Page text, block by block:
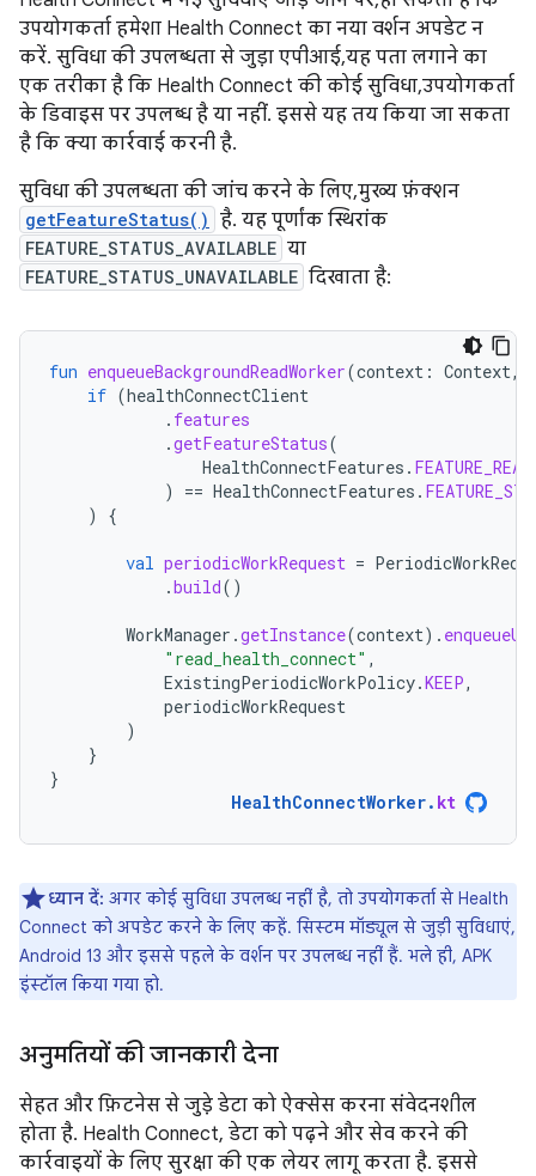
उपयोगकर्ता हमेशा Health Connect का नया वर्शन अपडेट न
करें. सुविधा की उपलब्धता से जुड़ा एपीआई, यह पता लगाने का
एक तरीका है कि Health Connect की कोई सुविधा, उपयोगकर्ता
के डिवाइस पर उपलब्ध है या नहीं. इससे यह तय किया जा सकता
है कि क्या कार्रवाई करनी है.
सुविधा की उपलब्धता की जांच करने के लिए, मुख्य फ़ंक्शन
getFeatureStatus() है. यह पूर्णांक स्थिरांक
FEATURE_STATUS_AVAILABLE या
FEATURE_STATUS_UNAVAILABLE दिखाता है:
fun enqueueBackgroundReadWorker(context : Context,
if (healthConnectClient
. features
.getFeatureStatus(
HealthConnectFeatures .
)
== HealthConnectFeatures .
)
{
val periodicWorkRequest =
.build()
WorkManager .getInstance(context).
"read_health_connect" ,
ExistingPeriodicWorkPolicy.KEEP,
periodicWorkRequest
)
}
}
HealthConnectWorker. kt
ध्यान दें: अगर कोई सुविधा उपलब्ध नहीं है, तो उपयोगकर्ता से Health
Connect को अपडेट करने के लिए कहें. सिस्टम मॉड्यूल से जुड़ी सुविधाएं,
Android 13 और इससे पहले के वर्शन पर उपलब्ध नहीं हैं. भले ही, APK
इंस्टॉल किया गया हो.
अनुमतियों की जानकारी देना
सेहत और फ़िटनेस से जुड़े डेटा को ऐक्सेस करना संवेदनशील
होता है. Health Connect, डेटा को पढ़ने और सेव करने की
कार्रवाइयों के लिए सुरक्षा की एक लेयर लागू करता है. इससे